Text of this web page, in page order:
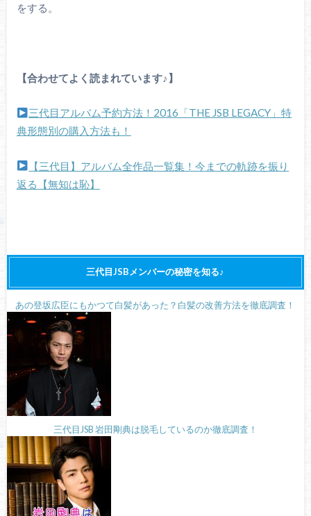
をする。
【合わせてよく読まれています♪】
三代目アルバム予約方法！2016「THE JSB LEGACY」特
典形態別の購入方法も！
【三代目】アルバム全作品一覧集！今までの軌跡を振り
返る【無知は恥】
三代目JSBメンバーの秘密を知る♪
あの登坂広臣にもかつて白髪があった？白髪の改善方法を徹底調査！
三代目JSB 岩田剛典は脱毛しているのか徹底調査！